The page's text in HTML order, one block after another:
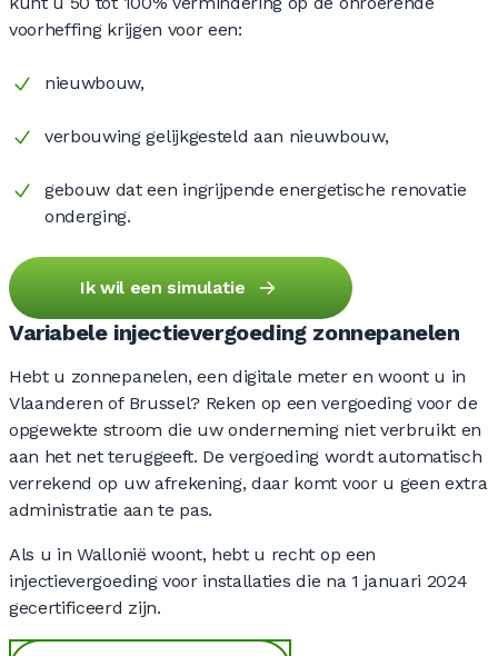
voorheffing krijgen voor een:
nieuwbouw,
verbouwing gelijkgesteld aan nieuwbouw,
gebouw dat een ingrijpende energetische renovatie
onderging.
Ik wil een simulatie
Variabele injectievergoeding zonnepanelen
Hebt u zonnepanelen, een digitale meter en woont u in
Vlaanderen of Brussel? Reken op een vergoeding voor de
opgewekte stroom die uw onderneming niet verbruikt en
aan het net teruggeeft. De vergoeding wordt automatisch
verrekend op uw afrekening, daar komt voor u geen extra
administratie aan te pas.
Als u in Wallonië woont, hebt u recht op een
injectievergoeding voor installaties die na 1 januari 2024
gecertificeerd zijn.